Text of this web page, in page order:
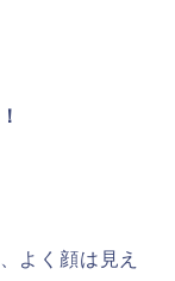
よく顔は見え